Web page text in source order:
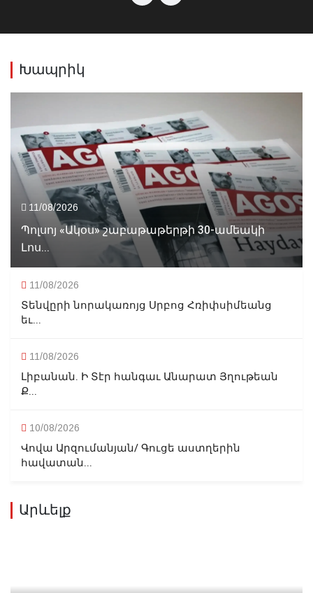
Խապրիկ
11/08/2026
Պոլսոյ «Ակօս» շաբաթաթերթի 30-ամեակի
Լոս...
11/08/2026
Տենվըրի նորակառոյց Սրբոց Հռիփսիմեանց
եւ...
11/08/2026
Լիբանան. Ի Տէր հանգաւ Անարատ Յղութեան
Ք...
10/08/2026
Վովա Արզումանյան/ Գուցե աստղերին
հավատան...
Արևելք